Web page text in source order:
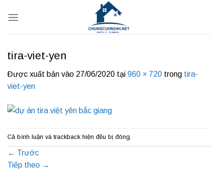
qua
tira-viet-yen
Được xuất bản vào 27/06/2020 tại 960 × 720 trong tira-
viet-yen
Cả bình luận và trackback hiện đều bị đóng.
← Trước
Tiếp theo →